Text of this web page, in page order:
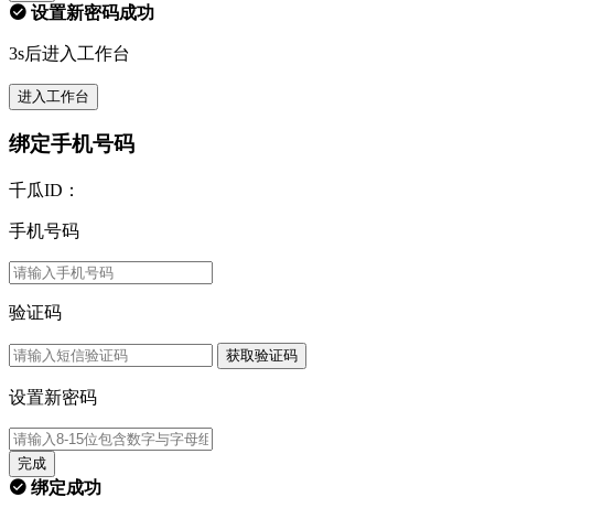
设置新密码成功
3s后进入工作台
进入工作台
绑定手机号码
千瓜ID：
手机号码
验证码
获取验证码
设置新密码
完成
绑定成功